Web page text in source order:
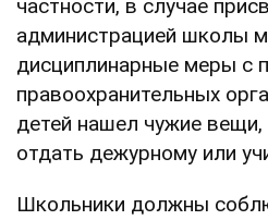
частности, в случае
администрацией школы
дисциплинарные меры с
правоохранительных
детей нашел чужие вещи,
отдать дежурному или
Школьники должны